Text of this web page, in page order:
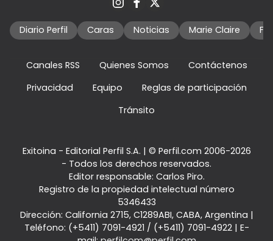
Diario Perfil Caras Noticias Marie Claire
Canales RSS Quienes Somos
Contáctenos
Privacidad
Equipo
Reglas de participación
Tránsito
Exitoina - Editorial Perfil S.A. | © Perfil.com 2006-2026
- Todos los derechos reservados.
Editor responsable: Carlos Piro.
Registro de la propiedad intelectual número
5346433
Dirección: California 2715, C1289ABI, CABA, Argentina |
Teléfono: (+5411) 7091-4921 / (+5411) 7091-4922| E-